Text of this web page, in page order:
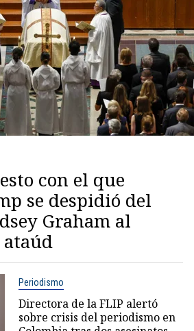
con el que
se despidió del
Graham al
ataúd
Periodismo
Directora de la FLIP alertó
sobre crisis del periodismo en